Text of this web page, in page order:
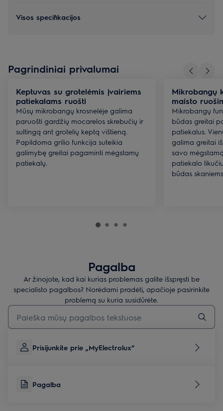
Visos specifikacijos
Pagrindiniai privalumai
Keptuvas su grotelėmis įvairiems
patiekalams ruošti
Mūsų mikrobangų krosnelėje galima
paruošti gardžių mocarelos skrebučių ir
sultingą ant grotelių keptą vištieną.
Papildoma grilio funkcija suteikia
galimybę greitai pagaminti mėgstamų
patiekalų.
Mikrobangų
maisto
Mikrobangų
būdas greitai
patiekalus.
galima greitai
savo
patiekalo
būdas
Pagalba
Ar žinojote, kad kai kurias problemas galite išspręsti be
specialisto pagalbos? Norėdami pradėti, apačioje pasirinkite
problemą su kuria susidūrėte.
Įveskite tekstą, jei norite ieškoti pagalbinių straipsnių
Prisijunkite prie „MyElectrolux“
Pagalba